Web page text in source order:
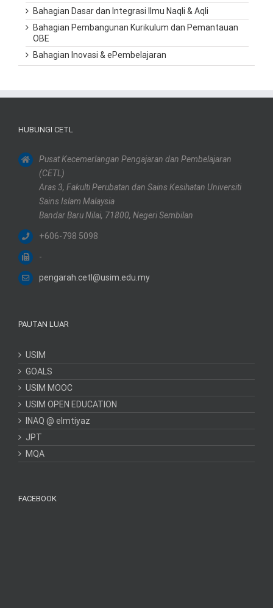
Bahagian Dasar dan Integrasi Ilmu Naqli & Aqli
Bahagian Pembangunan Kurikulum dan Pemantauan
OBE
Bahagian Inovasi & ePembelajaran
HUBUNGI CETL
Pusat Kecemerlangan Pengajaran dan Pembelajaran
(CETL)
Aras 3, Fakulti Perubatan dan Sains Kesihatan Universiti
Sains Islam Malaysia
Bandar Baru Nilai, 71800, Negeri Sembilan
+606-798 5098
-
pengarah.cetl@usim.edu.my
PAUTAN LUAR
USIM
GOALS
USIM MOOC
USIM OPEN EDUCATION
INAQ @ elmtiyaz
JPT
MQA
FACEBOOK